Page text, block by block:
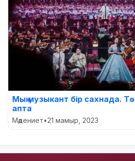
Мың музыкант бір сахнада.
апта
Мәдениет•21 мамыр, 2023